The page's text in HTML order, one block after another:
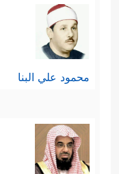
محمود علي البنا